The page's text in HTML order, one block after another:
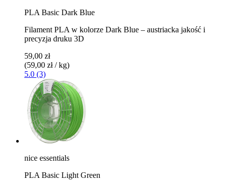
PLA Basic Dark Blue
Filament PLA w kolorze Dark Blue – austriacka jakość i
precyzja druku 3D
59,00 zł
(59,00 zł / kg)
5.0 (3)
nice essentials
PLA Basic Light Green